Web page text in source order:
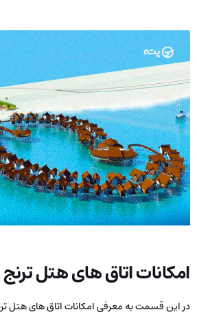
امکانات اتاق های هتل ترنج
در این قسمت به معرفی امکانات اتاق های هتل